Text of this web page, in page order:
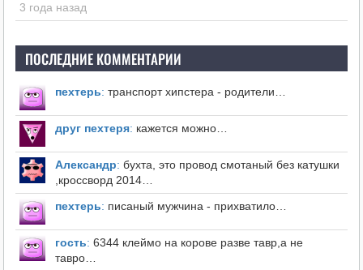
3 года назад
ПОСЛЕДНИЕ КОММЕНТАРИИ
пехтерь: транспорт хипстера - родители…
друг пехтеря: кажется можно…
Александр: бухта, это провод смотаный без катушки
,кроссворд 2014…
пехтерь: писаный мужчина - прихватило…
гость: 6344 клеймо на корове разве тавр,а не
тавро…